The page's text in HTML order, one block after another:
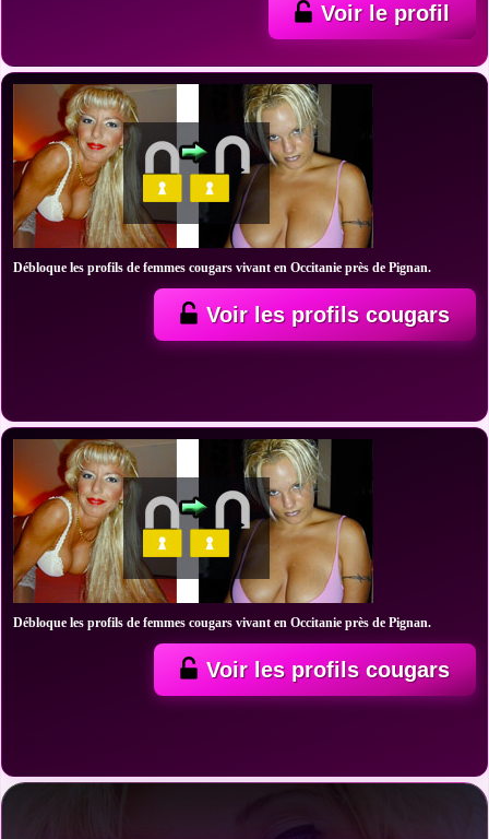
Voir le profil
Débloque les profils de femmes cougars vivant en Occitanie près de Pignan.
Voir les profils cougars
Débloque les profils de femmes cougars vivant en Occitanie près de Pignan.
Voir les profils cougars